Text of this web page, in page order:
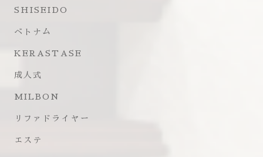
SHISEIDO
ベトナム
KERASTASE
成人式
MILBON
リファドライヤー
エステ